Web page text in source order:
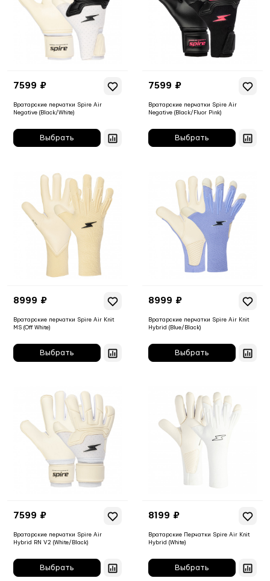
7599 ₽
Вратарские перчатки Spire Air
Negative (Black/White)
7599 ₽
Вратарские перчатки Spire Air
Negative (Black/Fluor Pink)
8999 ₽
Вратарские перчатки Spire Air Knit
MS (Off White)
8999 ₽
Вратарские перчатки Spire Air Knit
Hybrid (Blue/Black)
7599 ₽
Вратарские перчатки Spire Air
Hybrid RN V2 (White/Black)
8199 ₽
Вратарские Перчатки Spire Air Knit
Hybrid (White)